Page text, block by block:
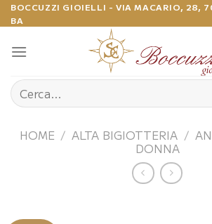
Salta
ai
contenuti
BOCCUZZI GIOIELLI - VIA MACARIO, 28,
BA
Cerca:
HOME / ALTA BIGIOTTERIA /
DONNA